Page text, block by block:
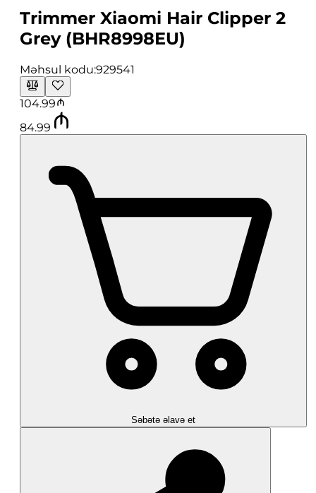
Trimmer Xiaomi Hair Clipper 2
Grey (BHR8998EU)
Məhsul kodu:929541
104.99
84.99
Səbətə əlavə et